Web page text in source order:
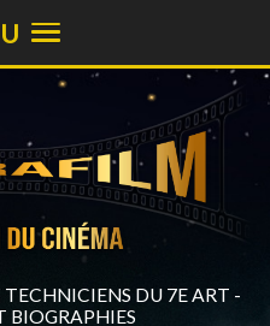
DU 7E ART -
BIOGRAPHIES